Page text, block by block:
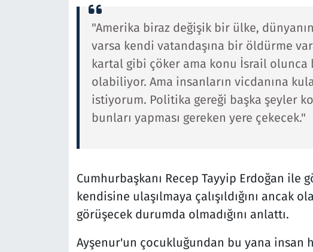
"Amerika biraz değişik bir ülke,
varsa kendi vatandaşına bir öldürme
kartal gibi çöker ama konu İsrail olunca
olabiliyor. Ama insanların vicdanına
istiyorum. Politika gereği başka şeyler
bunları yapması gereken yere çekecek."
Cumhurbaşkanı Recep Tayyip Erdoğan ile
kendisine ulaşılmaya çalışıldığını ancak
görüşecek durumda olmadığını anlattı.
Ayşenur'un çocukluğundan bu yana insan